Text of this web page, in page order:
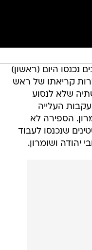
נכנסו היום (ראשון)
קריאתו של ראש
שלא לנסוע
העלייה
הספירה לא
שנכנסו לעבוד
יהודה ושומרון.